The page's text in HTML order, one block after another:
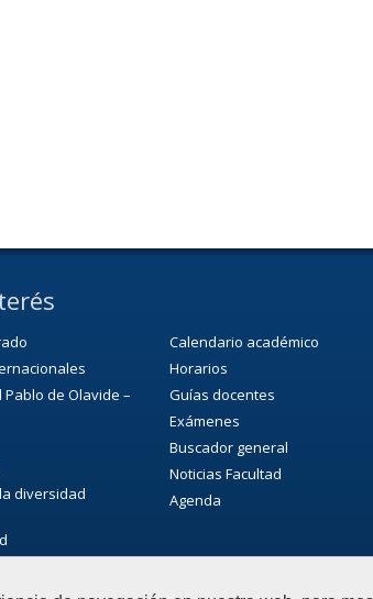
de Olavide –
diversidad
(SEC)
Calendario académico
Horarios
Guías docentes
Exámenes
Buscador general
Noticias Facultad
Agenda